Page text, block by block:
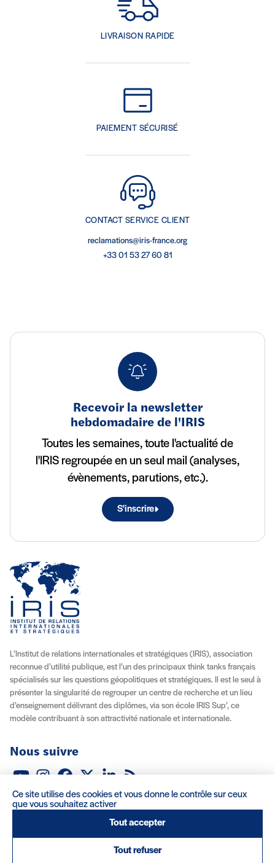
LIVRAISON RAPIDE
PAIEMENT SÉCURISÉ
CONTACT SERVICE CLIENT
reclamations@iris-france.org
+33 01 53 27 60 81
Recevoir la newsletter
hebdomadaire de l'IRIS
Toutes les semaines, toute l'actualité de
l'IRIS regroupée en un seul mail (analyses,
évènements, parutions, etc.).
S'inscrire
L’Institut de relations internationales et stratégiques (IRIS), association
reconnue d’utilité publique, est l’un des principaux think tanks français
spécialisés sur les questions géopolitiques et stratégiques. Il est le seul à
présenter la singularité de regrouper un centre de recherche et un lieu
d’enseignement délivrant des diplômes, via son école IRIS Sup’, ce
modèle contribuant à son attractivité nationale et internationale.
Nous suivre
À propos
Recrutement Locations Contact
Conditions d’utilisation
Ce site utilise des cookies et vous donne le contrôle sur ceux
que vous souhaitez activer
Tout accepter
Tout refuser